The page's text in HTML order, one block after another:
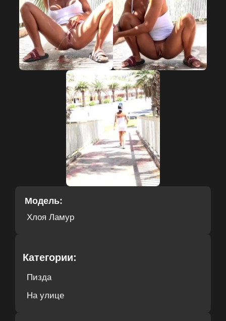
Модель:
Хлоя Ламур
Категории:
Пизда
На улице